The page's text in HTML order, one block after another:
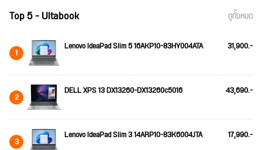
Top 5 - Ultabook ดูทั้งหมด
1 Lenovo IdeaPad Slim 5 16AKP10-83HY004ATA 31,900.-
2 DELL XPS 13 DX13260-DX13260c5016 43,690.-
3 Lenovo IdeaPad Slim 3 14ARP10-83K6004JTA 17,990.-